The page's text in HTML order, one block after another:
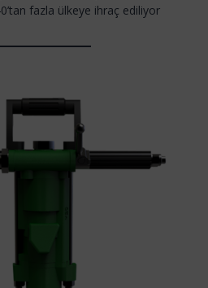
fazla ülkeye ihraç ediliyor